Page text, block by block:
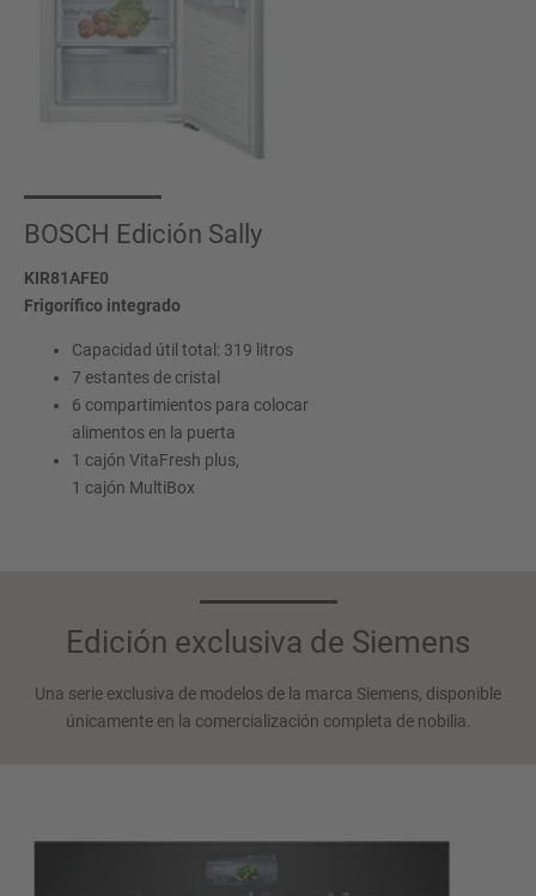
BOSCH Edición Sally
KIR81AFE0
Frigorífico integrado
Capacidad útil total: 319 litros
7 estantes de cristal
6 compartimientos para colocar
alimentos en la puerta
1 cajón VitaFresh plus,
1 cajón MultiBox
Edición exclusiva de Siemens
Una serie exclusiva de modelos de la marca Siemens, disponible
únicamente en la comercialización completa de nobilia.